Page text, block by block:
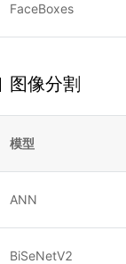
FaceBoxes
图像分割
模型
ANN
BiSeNetV2